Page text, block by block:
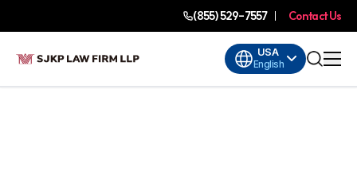
(855) 529-7557 Contact Us
USA
English